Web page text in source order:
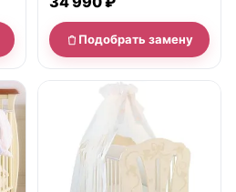
Подобрать замену